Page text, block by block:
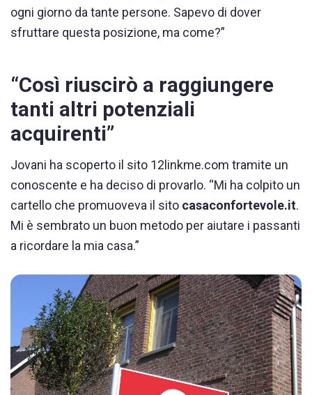
ogni giorno da tante persone. Sapevo di dover
sfruttare questa posizione, ma come?”
“Così riuscirò a raggiungere
tanti altri potenziali
acquirenti”
Jovani ha scoperto il sito 12linkme.com tramite un
conoscente e ha deciso di provarlo. “Mi ha colpito un
cartello che promuoveva il sito casaconfortevole.it.
Mi è sembrato un buon metodo per aiutare i passanti
a ricordare la mia casa.”